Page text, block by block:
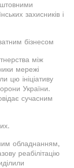
захисників і
бізнесом
між
мережі
цю ініціативу
України.
сучасним
обладнанням,
реабілітацію